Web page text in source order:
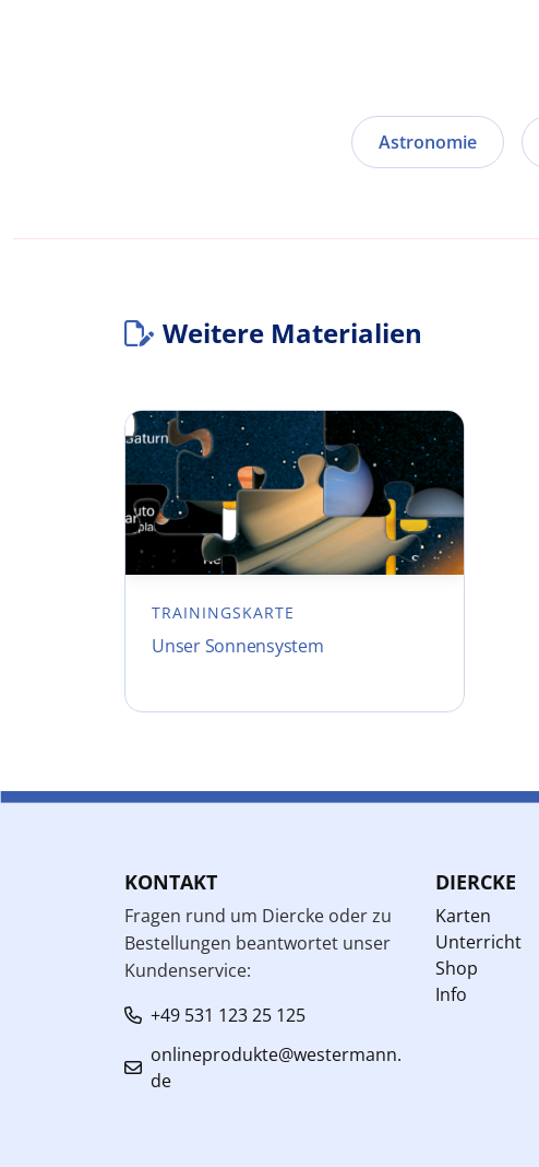
Astronomie
Weitere Materialien
TRAININGSKARTE
Unser Sonnensystem
KONTAKT
Fragen rund um Diercke oder zu
Bestellungen beantwortet unser
Kundenservice:
+49 531 123 25 125
onlineprodukte@westermann.
de
DIERCKE
Karten
Unterricht
Shop
Info